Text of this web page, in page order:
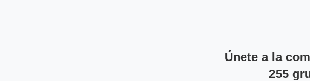
Únete a la
255